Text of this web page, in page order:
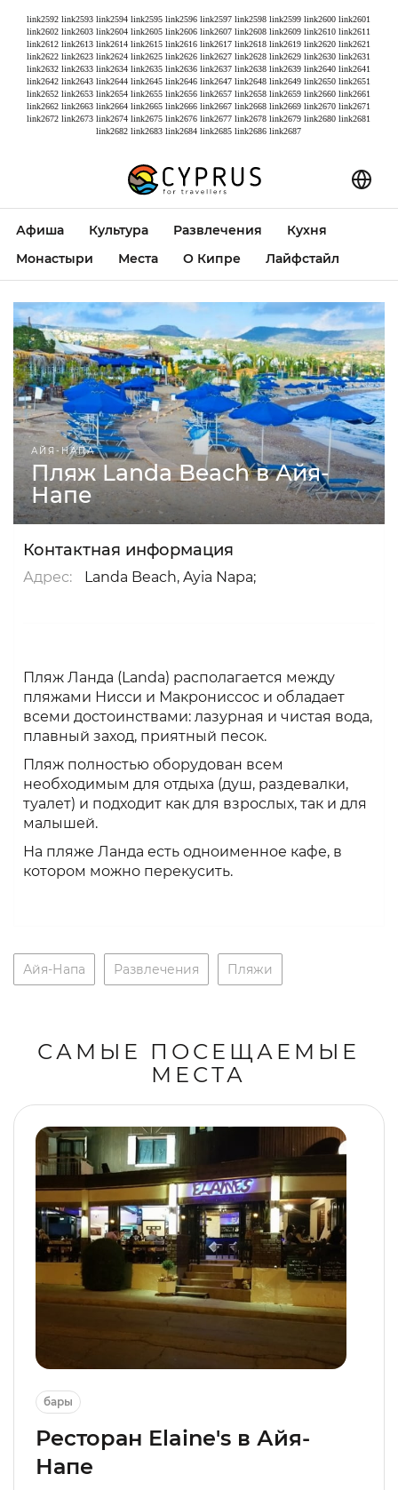
link2592 link2593 link2594 link2595 link2596 link2597 link2598 link2599 link2600 link2601
link2602 link2603 link2604 link2605 link2606 link2607 link2608 link2609 link2610 link2611
link2612 link2613 link2614 link2615 link2616 link2617 link2618 link2619 link2620 link2621
link2622 link2623 link2624 link2625 link2626 link2627 link2628 link2629 link2630 link2631
link2632 link2633 link2634 link2635 link2636 link2637 link2638 link2639 link2640 link2641
link2642 link2643 link2644 link2645 link2646 link2647 link2648 link2649 link2650 link2651
link2652 link2653 link2654 link2655 link2656 link2657 link2658 link2659 link2660 link2661
link2662 link2663 link2664 link2665 link2666 link2667 link2668 link2669 link2670 link2671
link2672 link2673 link2674 link2675 link2676 link2677 link2678 link2679 link2680 link2681
link2682 link2683 link2684 link2685 link2686 link2687
Афиша Культура Развлечения
Кухня
Монастыри
Места О Кипре Лайфстайл
АЙЯ-НАПА
Пляж Landa Beach в Айя-
Напе
Контактная информация
Адрес: Landa Beach, Ayia Napa;
Пляж Ланда (Landa) располагается между
пляжами Нисси и Макрониссос и обладает
всеми достоинствами: лазурная и чистая вода,
плавный заход, приятный песок.
Пляж полностью оборудован всем
необходимым для отдыха (душ, раздевалки,
туалет) и подходит как для взрослых, так и для
малышей.
На пляже Ланда есть одноименное кафе, в
котором можно перекусить.
Айя-Напа Развлечения Пляжи
САМЫЕ ПОСЕЩАЕМЫЕ
МЕСТА
бары
Ресторан Elaine's в Айя-
Напе